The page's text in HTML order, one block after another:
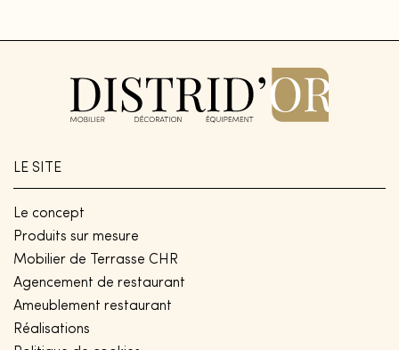
LE SITE
Le concept
Produits sur mesure
Mobilier de Terrasse CHR
Agencement de restaurant
Ameublement restaurant
Réalisations